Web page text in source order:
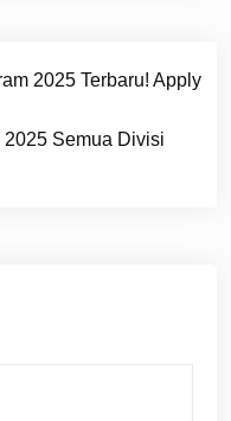
2025 Terbaru! Apply
Semua Divisi